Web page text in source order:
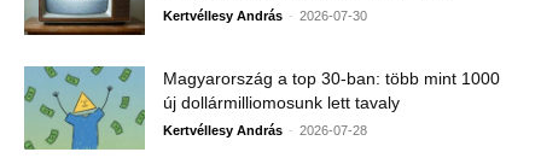
Kertvéllesy András - 2026-07-30
Magyarország a top 30-ban: több mint 1000
új dollármilliomosunk lett tavaly
Kertvéllesy András - 2026-07-28